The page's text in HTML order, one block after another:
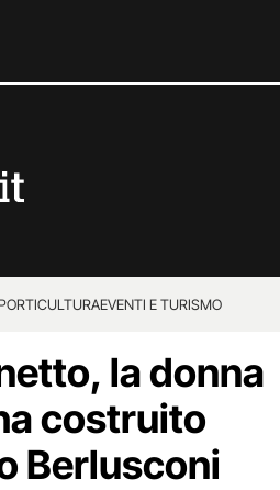
CULTURAEVENTI E TURISMO
la donna
costruito
Berlusconi